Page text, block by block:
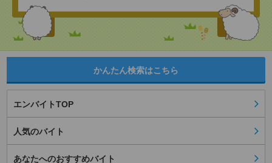
かんたん検索はこちら
エンバイトTOP
人気のバイト
あなたへのおすすめバイト